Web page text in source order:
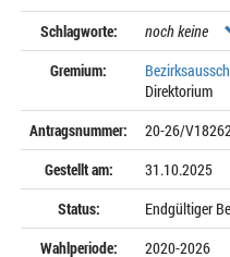
Schlagworte: noch keine
Gremium:
Direktorium
Antragsnummer:
20-26/
Gestellt am:
31.10.2025
Status:
Endgültiger
Wahlperiode:
2020-2026